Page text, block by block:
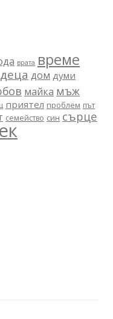
врата време
деца дом думи
майка мъж
приятел проблем път
семейство син сърце